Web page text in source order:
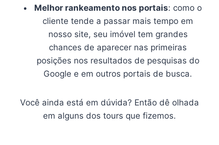
Melhor rankeamento nos portais: como o
cliente tende a passar mais tempo em
nosso site, seu imóvel tem grandes
chances de aparecer nas primeiras
posições nos resultados de pesquisas do
Google e em outros portais de busca.
Você ainda está em dúvida? Então dê olhada
em alguns dos tours que fizemos.